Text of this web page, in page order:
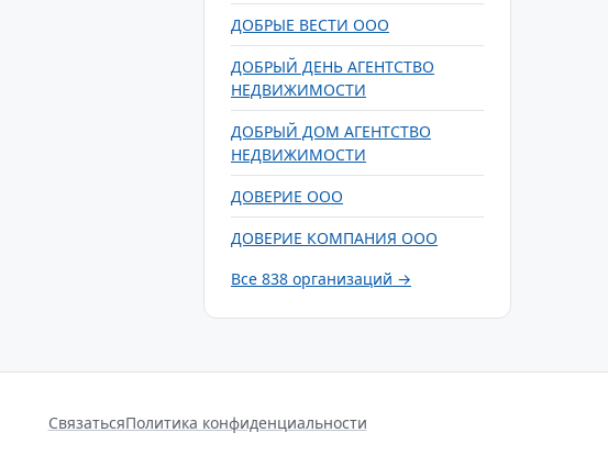
ДОБРЫЕ ВЕСТИ ООО
ДОБРЫЙ ДЕНЬ АГЕНТСТВО
НЕДВИЖИМОСТИ
ДОБРЫЙ ДОМ АГЕНТСТВО
НЕДВИЖИМОСТИ
ДОВЕРИЕ ООО
ДОВЕРИЕ КОМПАНИЯ ООО
Все 838 организаций →
СвязатьсяПолитика конфиденциальности